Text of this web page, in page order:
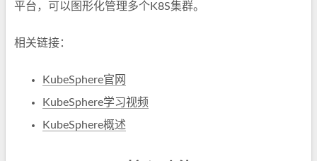
平台，可以图形化管理多个K8S集群。
相关链接：
KubeSphere官网
KubeSphere学习视频
KubeSphere概述